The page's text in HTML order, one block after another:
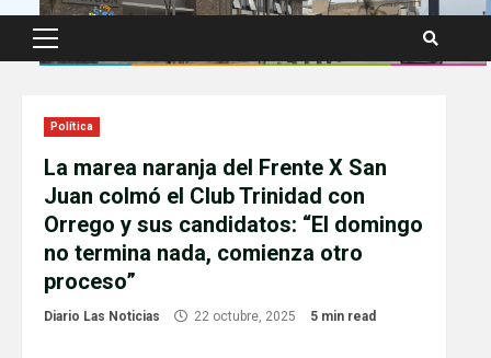
Primary
Menu
Política
La marea naranja del Frente X San
Juan colmó el Club Trinidad con
Orrego y sus candidatos: “El domingo
no termina nada, comienza otro
proceso”
Diario Las Noticias 22 octubre, 2025 5 min read